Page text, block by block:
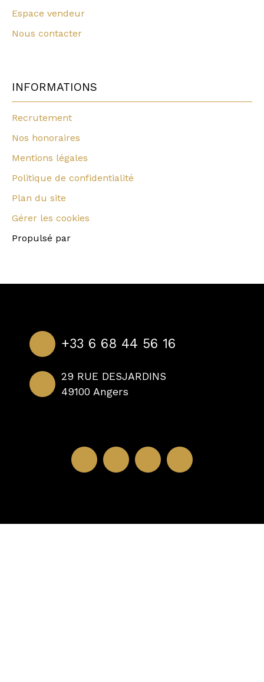
Espace vendeur
Nous contacter
INFORMATIONS
Recrutement
Nos honoraires
Mentions légales
Politique de confidentialité
Plan du site
Gérer les cookies
Propulsé par
+33 6 68 44 56 16
29 RUE DESJARDINS
49100 Angers